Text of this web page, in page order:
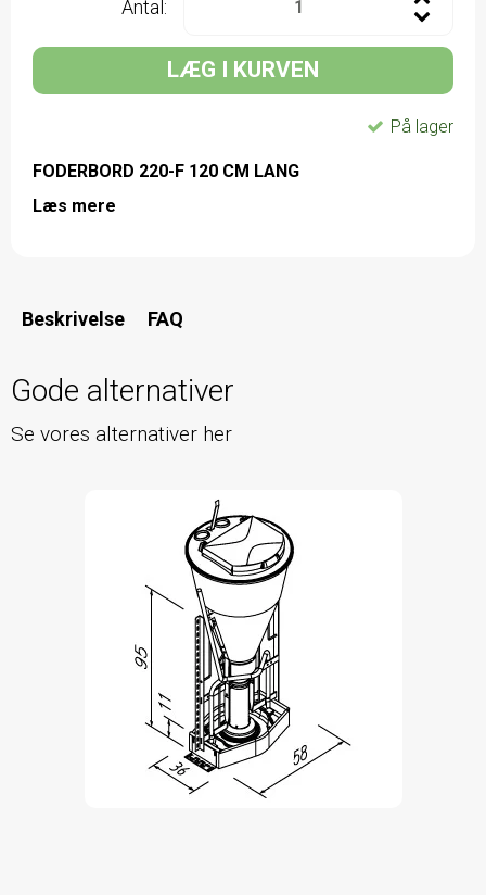
Antal:
LÆG I KURVEN
På lager
FODERBORD 220-F 120 CM LANG
Læs mere
Beskrivelse FAQ
Gode alternativer
Se vores alternativer her